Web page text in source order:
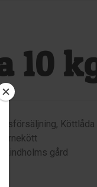
10
, Köttlåda
Lindholms gård